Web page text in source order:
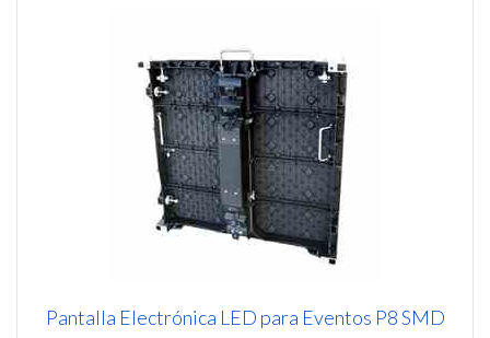
Pantalla Electrónica LED para Eventos P8 SMD